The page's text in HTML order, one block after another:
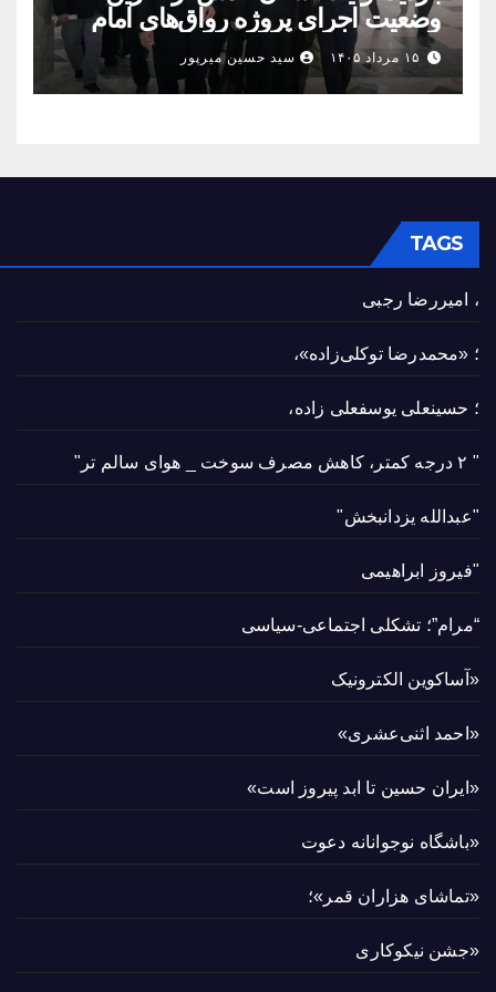
وضعیت اجرای پروژه رواق‌های امام
حسین(ع) و امیرالمؤمنین(ع)
۱۵ مرداد ۱۴۰۵ سید حسین میرپور
TAGS
، امیررضا رجبی
؛ «محمدرضا توکلی‌زاده»،
؛ حسینعلی یوسفعلی زاده،
" ۲ درجه کمتر، کاهش مصرف سوخت _ هوای سالم تر"
"عبدالله یزدانبخش"
"فیروز ابراهیمی
“مرام”؛ تشکلی اجتماعی-سیاسی
«آساکوین الکترونیک
«احمد اثنی‌عشری»
«ایران حسین تا ابد پیروز است»
«باشگاه نوجوانانه دعوت
«تماشای هزاران قمر»؛
«جشن نیکوکاری